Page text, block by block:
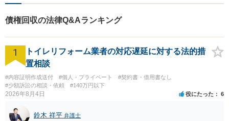
債権回収の法律Q&Aランキング
1
トイレリフォーム業者の対応遅延に対する法的措
置相談
#内容証明作成送付 #個人・プライベート
#契約書・借用書なし
#少額訴訟の相談・依頼
#140万円以下
2026年8月4日 役にたった 6
鈴木 祥平 弁護士